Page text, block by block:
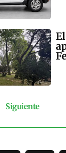
Siguiente